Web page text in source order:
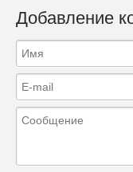
Добавление